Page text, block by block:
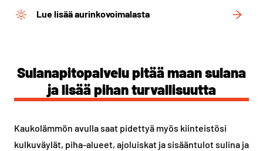
Lue lisää aurinkovoimalasta
Sulanapitopalvelu pitää maan sulana
ja lisää pihan turvallisuutta
Kaukolämmön avulla saat pidettyä myös kiinteistösi
kulkuväylät, piha-alueet, ajoluiskat ja sisääntulot sulina ja